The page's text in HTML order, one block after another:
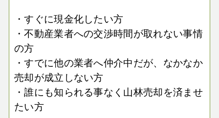
・すぐに現金化したい方
・不動産業者への交渉時間が取れない事情
の方
・すでに他の業者へ仲介中だが、なかなか
売却が成立しない方
・誰にも知られる事なく山林売却を済ませ
たい方